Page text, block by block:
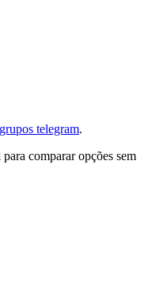
telegram.
comparar opções sem